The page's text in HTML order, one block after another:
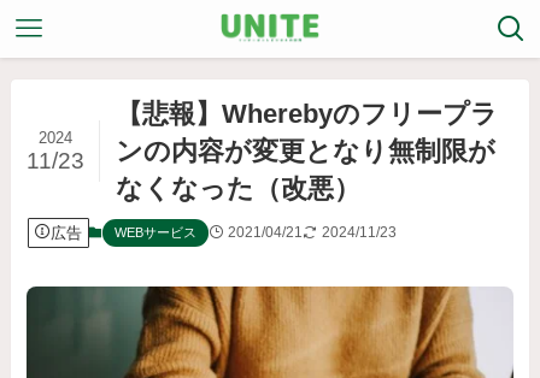
【悲報】Wherebyのフリープラ
ンの内容が変更となり無制限が
なくなった（改悪）
2024
11/23
広告 WEBサービス 2021/04/21 2024/11/23